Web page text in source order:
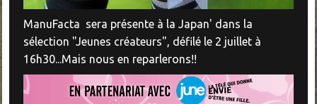
ManuFacta sera présente à la Japan' dans la
sélection "Jeunes créateurs", défilé le 2 juillet à
16h30...Mais nous en reparlerons!!